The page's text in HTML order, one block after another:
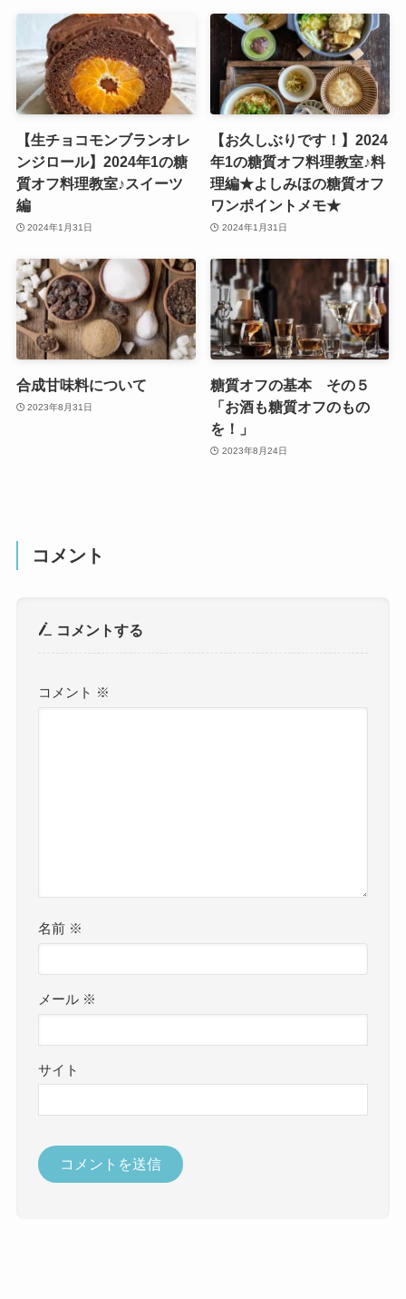
【生チョコモンブランオレ
ンジロール】2024年1の糖
質オフ料理教室♪スイーツ
編
2024年1月31日
【お久しぶりです！】2024
年1の糖質オフ料理教室♪料
理編★よしみほの糖質オフ
ワンポイントメモ★
2024年1月31日
合成甘味料について
2023年8月31日
糖質オフの基本 その５
「お酒も糖質オフのもの
を！」
2023年8月24日
コメント
コメントする
コメント ※
名前 ※
メール ※
サイト